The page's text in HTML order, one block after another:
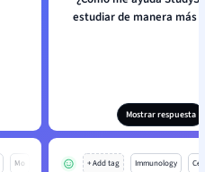
estudiar de manera más
Mostrar respuesta
Mo + Add tag Immunology